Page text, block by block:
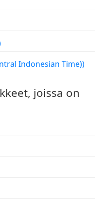
Indonesian Time))
joissa on